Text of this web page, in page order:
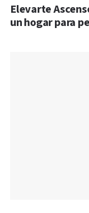
Elevarte
un hogar para